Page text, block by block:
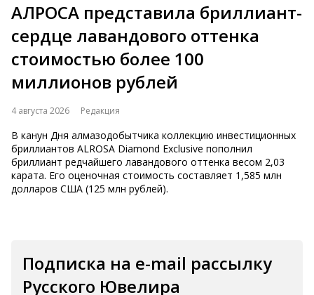
АЛРОСА представила бриллиант-
сердце лавандового оттенка
стоимостью более 100
миллионов рублей
4 августа 2026 Редакция
В канун Дня алмазодобытчика коллекцию инвестиционных
бриллиантов ALROSA Diamond Exclusive пополнил
бриллиант редчайшего лавандового оттенка весом 2,03
карата. Его оценочная стоимость составляет 1,585 млн
долларов США (125 млн рублей).
Подписка на e-mail рассылку
Русского Ювелира